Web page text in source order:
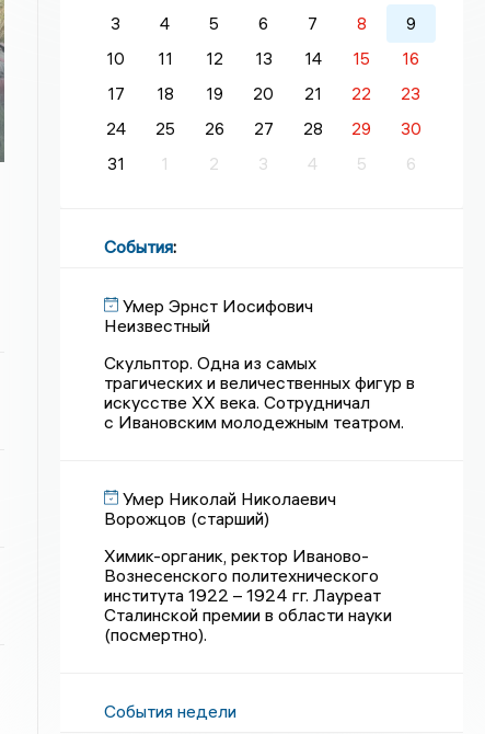
3
4 5 6 7 8
9
10
11 12 13 14 15
16
17
18 19 20 21 22
23
24
25 26 27 28 29
30
31
1 2 3 4 5 6
События:
Умер Эрнст Иосифович
Неизвестный
Скульптор. Одна из самых
трагических и величественных фигур в
искусстве XX века. Сотрудничал
с Ивановским молодежным театром.
Умер Николай Николаевич
Ворожцов (старший)
Химик-органик, ректор Иваново-
Вознесенского политехнического
института 1922 – 1924 гг. Лауреат
Сталинской премии в области науки
(посмертно).
События недели